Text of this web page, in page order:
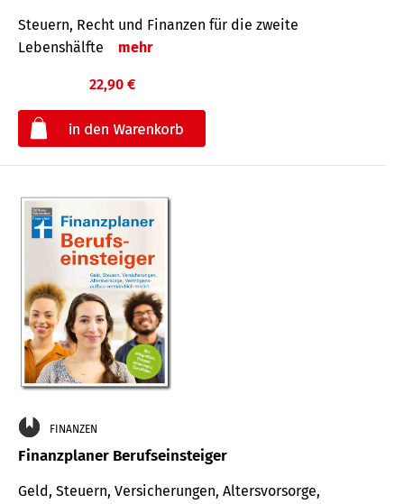
Steuern, Recht und Finanzen für die zweite
Lebenshälfte
mehr
22,90 €
FINANZEN
Finanzplaner Berufseinsteiger
Geld, Steuern, Versicherungen, Altersvorsorge,